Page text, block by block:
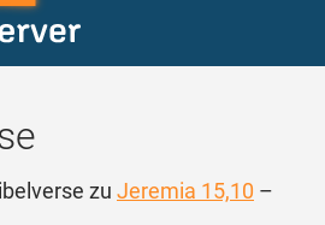
zu Jeremia 15,10 –